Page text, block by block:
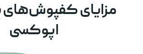
مزایای کفپوش‌های
اپوکسی